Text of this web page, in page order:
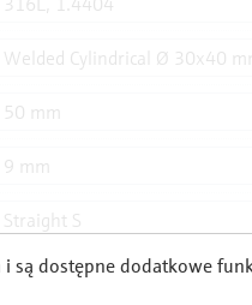
są dostępne dodatkowe